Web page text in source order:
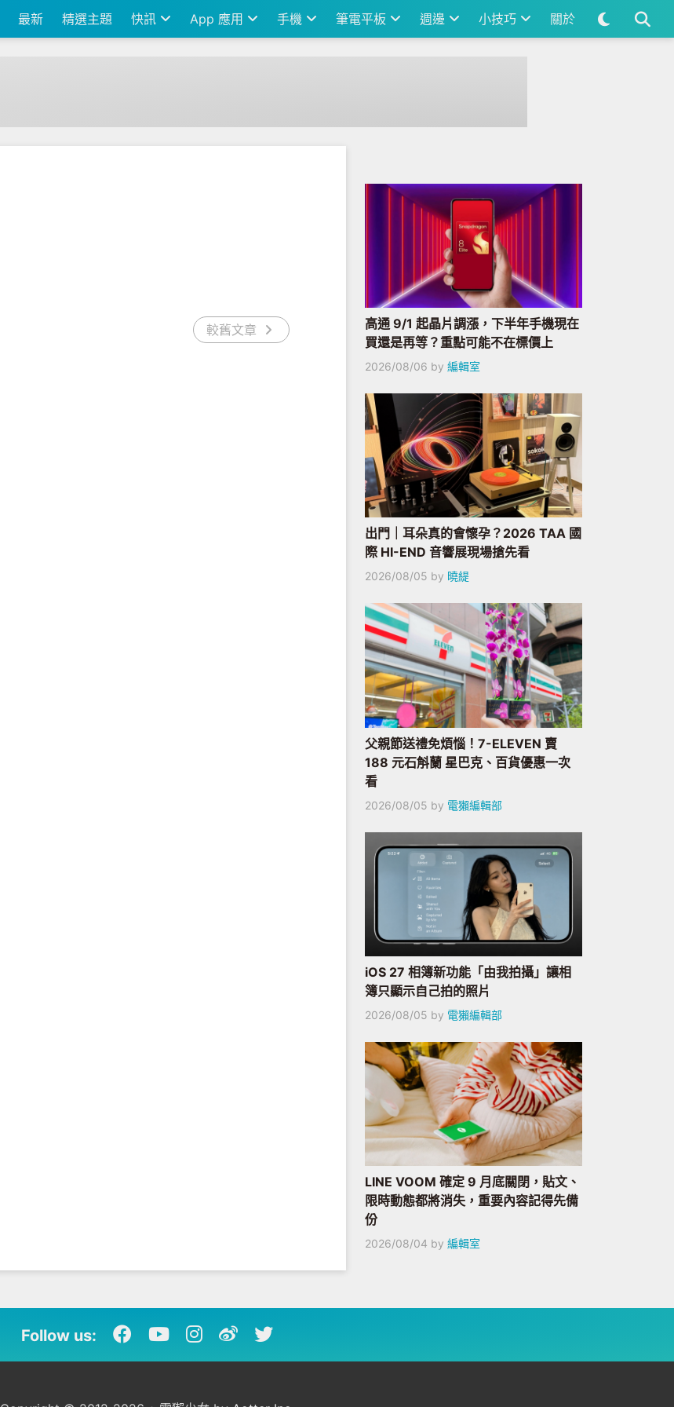
最新 精選主題 快訊 App 應用 手機 筆電平板 週邊 小技巧 關於
較舊文章
高通 9/1 起晶片調漲，下半年手機現在
買還是再等？重點可能不在標價上
2026/08/06 by 編輯室
出門｜耳朵真的會懷孕？2026 TAA 國
際 HI-END 音響展現場搶先看
2026/08/05 by 曉緹
父親節送禮免煩惱！7-ELEVEN 賣
188 元石斛蘭 星巴克、百貨優惠一次
看
2026/08/05 by 電獺編輯部
iOS 27 相簿新功能「由我拍攝」讓相
簿只顯示自己拍的照片
2026/08/05 by 電獺編輯部
LINE VOOM 確定 9 月底關閉，貼文、
限時動態都將消失，重要內容記得先備
份
2026/08/04 by 編輯室
Follow us: